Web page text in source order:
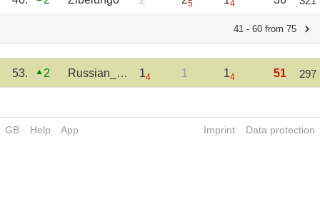
5 4
41 - 60 from 75
53. 2 Russian_Yeazzik 14 1 14 51 297
GB Help App Imprint Data protection